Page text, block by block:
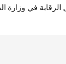
في وزارة